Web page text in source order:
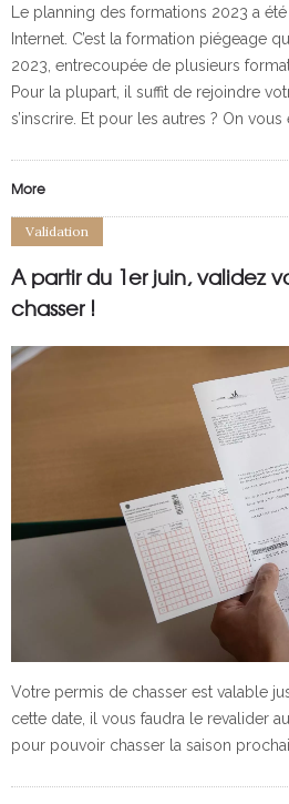
Le planning des formations 2023 a
Internet. C’est la formation piégeage
2023, entrecoupée de plusieurs
Pour la plupart, il suffit de rejoindre
s’inscrire. Et pour les autres ? On vous
More
Validation
A partir du 1er juin, validez
chasser !
Votre permis de chasser est valable
cette date, il vous faudra le revalider
pour pouvoir chasser la saison